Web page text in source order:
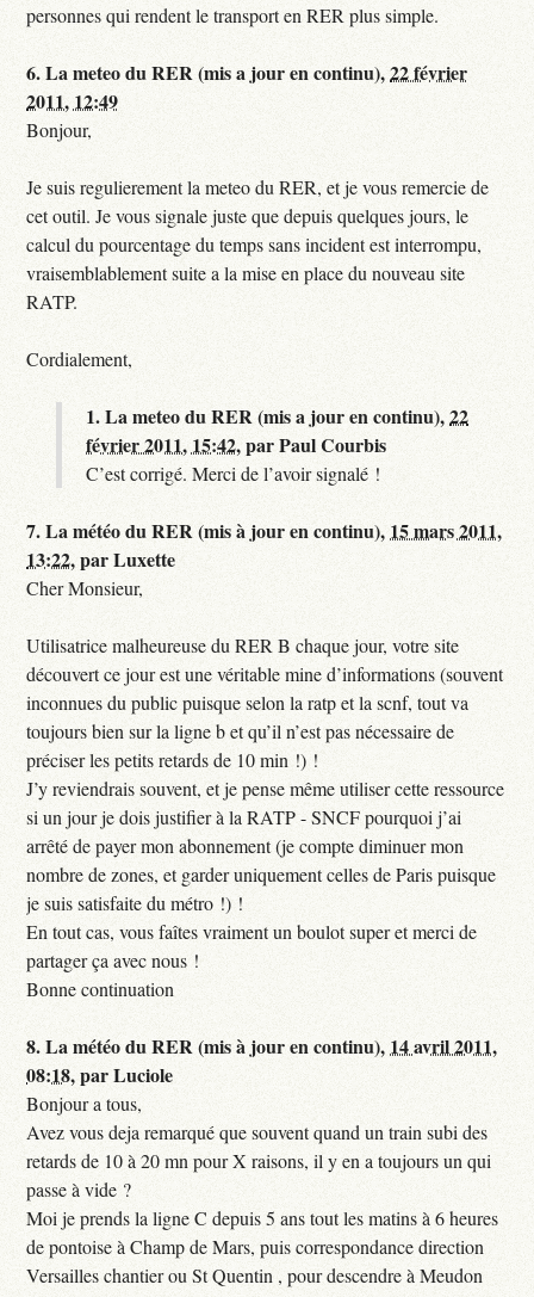
personnes qui rendent le transport en RER plus simple.
6.La meteo du RER (mis a jour en continu),22 février
2011, 12:49
Bonjour,
Je suis regulierement la meteo du RER, et je vous remercie de
cet outil. Je vous signale juste que depuis quelques jours, le
calcul du pourcentage du temps sans incident est interrompu,
vraisemblablement suite a la mise en place du nouveau site
RATP.
Cordialement,
1.La meteo du RER (mis a jour en continu),22
février 2011, 15:42,parPaul Courbis
C’est corrigé. Merci de l’avoir signalé !
7.La météo du RER (mis à jour en continu), 15 mars 2011,
13:22,parLuxette
Cher Monsieur,
Utilisatrice malheureuse du RER B chaque jour, votre site
découvert ce jour est une véritable mine d’informations (souvent
inconnues du public puisque selon la ratp et la scnf, tout va
toujours bien sur la ligne b et qu’il n’est pas nécessaire de
préciser les petits retards de 10 min !) !
J’y reviendrais souvent, et je pense même utiliser cette ressource
si un jour je dois justifier à la RATP - SNCF pourquoi j’ai
arrêté de payer mon abonnement (je compte diminuer mon
nombre de zones, et garder uniquement celles de Paris puisque
je suis satisfaite du métro !) !
En tout cas, vous faîtes vraiment un boulot super et merci de
partager ça avec nous !
Bonne continuation
8.La météo du RER (mis à jour en continu), 14 avril 2011,
08:18,parLuciole
Bonjour a tous,
Avez vous deja remarqué que souvent quand un train subi des
retards de 10 à 20 mn pour X raisons, il y en a toujours un qui
passe à vide ?
Moi je prends la ligne C depuis 5 ans tout les matins à 6 heures
de pontoise à Champ de Mars, puis correspondance direction
Versailles chantier ou St Quentin , pour descendre à Meudon